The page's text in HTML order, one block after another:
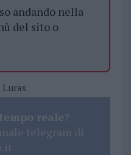
andando nella
del sito o
reale?
telegram di